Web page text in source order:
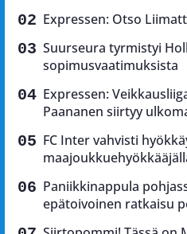
Expressen: Otso
Suurseura tyrmistyi
sopimusvaatimuksista
Expressen:
Paananen siirtyy
FC Inter vahvisti
Paniikkinappula
epätoivoinen ratkaisu